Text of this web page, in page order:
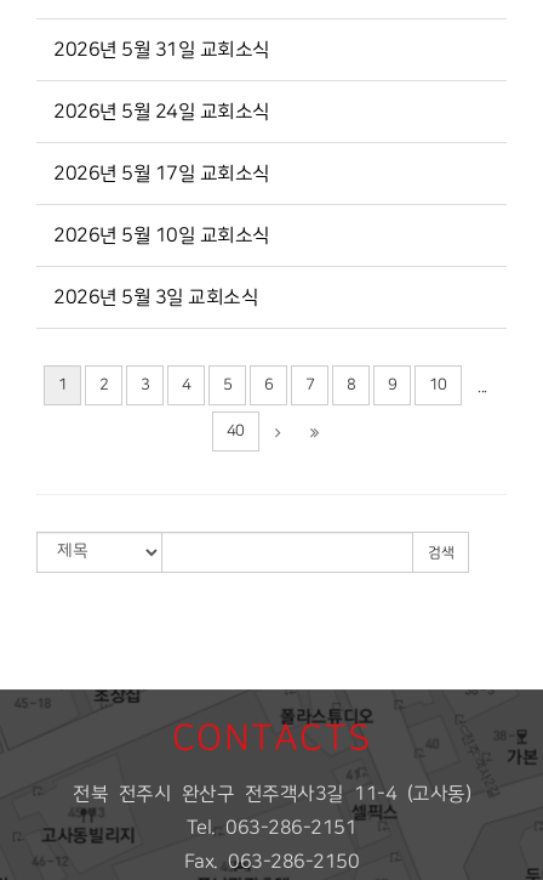
2026년 5월 31일 교회소식
2026년 5월 24일 교회소식
2026년 5월 17일 교회소식
2026년 5월 10일 교회소식
2026년 5월 3일 교회소식
1 2 3 4 5 6 7 8 9 10 ...
40
검색
CONTACTS
전북 전주시 완산구 전주객사3길 11-4 (고사동)
Tel. 063-286-2151
Fax. 063-286-2150